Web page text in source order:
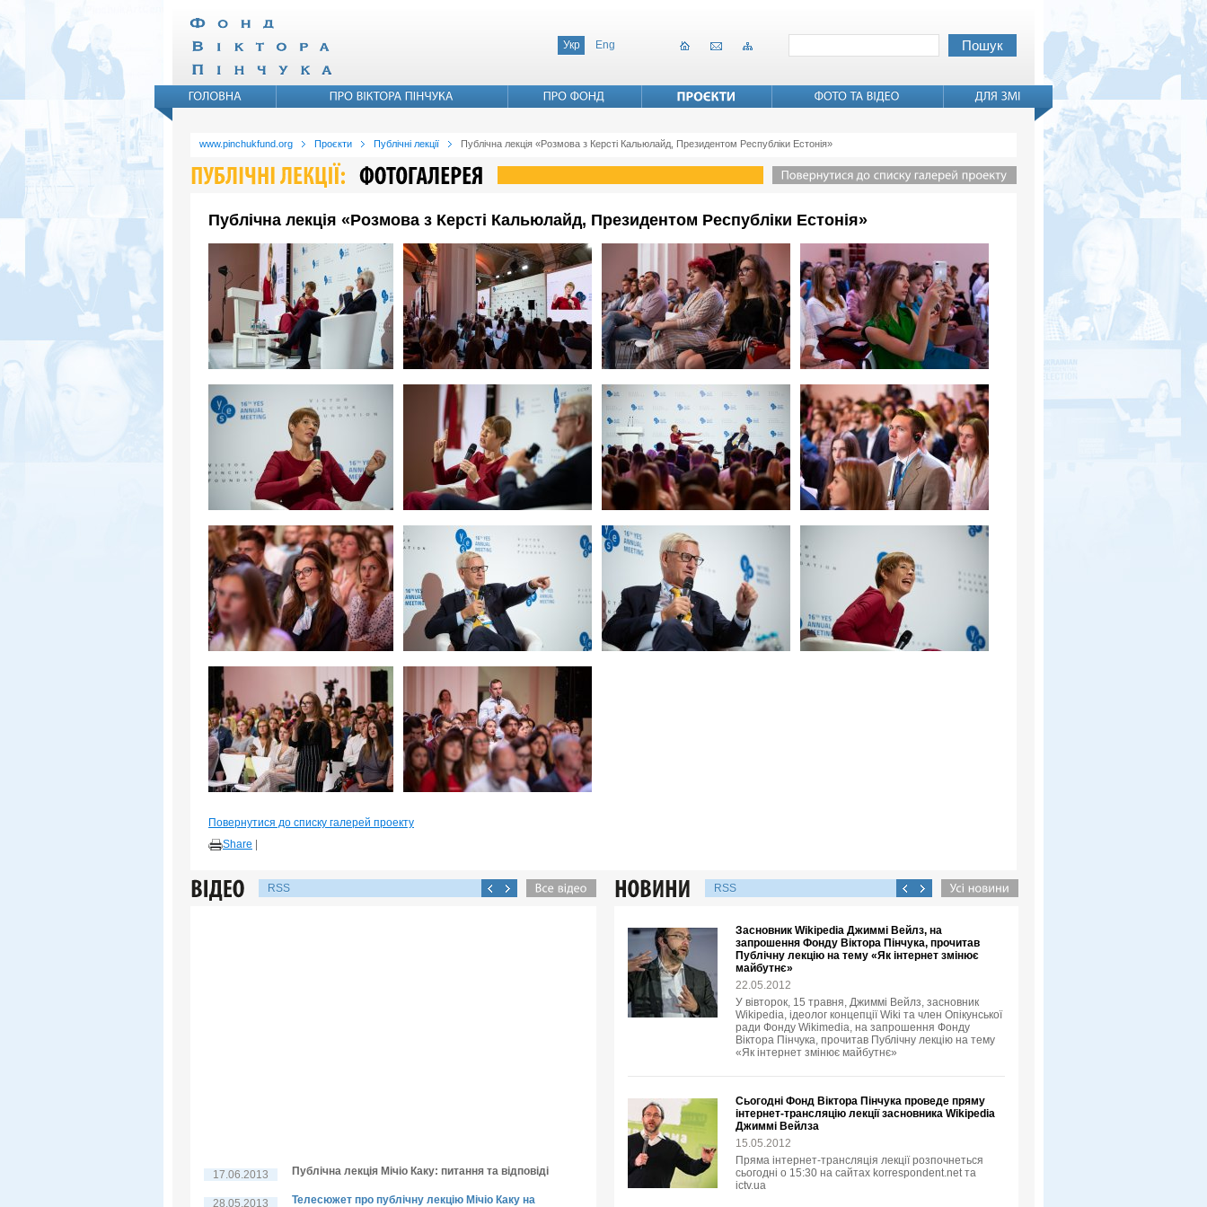
Укр Eng
www.pinchukfund.org Проєкти Публічні лекції Публічна лекція «Розмова з Керсті Кальюлайд, Президентом Республіки Естонія»
Публічна лекція «Розмова з Керсті Кальюлайд, Президентом Республіки Естонія»
Повернутися до списку галерей проекту
Share
RSS
17.06.2013 Публічна лекція Мічіо Каку: питання та відповіді
28.05.2013
Телесюжет про публічну лекцію Мічіо Каку на
RSS
Засновник Wikipedia Джиммі Вейлз, на
запрошення Фонду Віктора Пінчука, прочитав
Публічну лекцію на тему «Як інтернет змінює
майбутнє»
22.05.2012
У вівторок, 15 травня, Джиммі Вейлз, засновник
Wikipedia, ідеолог концепції Wiki та член Опікунської
ради Фонду Wikimedia, на запрошення Фонду
Віктора Пінчука, прочитав Публічну лекцію на тему
«Як інтернет змінює майбутнє»
Сьогодні Фонд Віктора Пінчука проведе пряму
інтернет-трансляцію лекції засновника Wikipedia
Джиммі Вейлза
15.05.2012
Пряма інтернет-трансляція лекції розпочнеться
сьогодні о 15:30 на сайтах korrespondent.net та
ictv.ua